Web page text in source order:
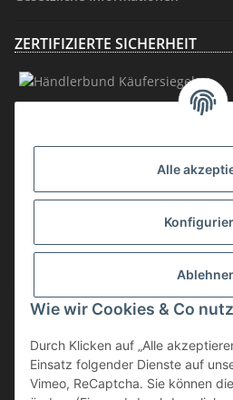
Alle
Wie wir Cookies & Co
Durch Klicken auf „Alle
Einsatz folgender Dienste auf
Vimeo, ReCaptcha. Sie können
ZERTIFIZIERTE SICHERHEIT
Vertrag
Die Ware unterliegt der
Kaufpreis enthaltene Umsatzsteuer in der
ausgewiesen.